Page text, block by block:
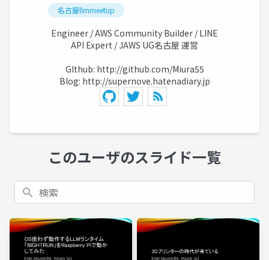
名古屋llmmeetup
Engineer / AWS Community Builder / LINE
API Expert / JAWS UG名古屋 運営
GIthub: http://github.com/Miura55
Blog: http://supernove.hatenadiary.jp
このユーザのスライド一覧
検索